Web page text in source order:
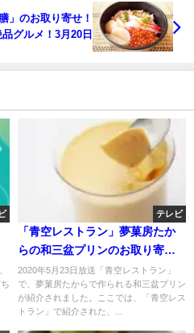
」のお取り寄せ！
グルメ！3月20日
テレビ
「青空レストラン」夢菓房たか
らの和三盆プリンのお取り寄
せ！香川県高松市！5月23日
2020年5月23日放送「青空レストラン」
で、夢菓房たからで作られる和三盆プリン
が紹介されました。ここでは、「青空レス
トラン」で紹介された、...